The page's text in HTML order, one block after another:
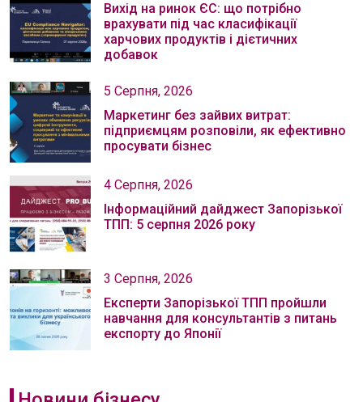
Вихід на ринок ЄС: що потрібно
врахувати під час класифікації
харчових продуктів і дієтичних
добавок
5 Серпня, 2026
Маркетинг без зайвих витрат:
підприємцям розповіли, як ефективно
просувати бізнес
4 Серпня, 2026
Інформаційний дайджест Запорізької
ТПП: 5 серпня 2026 року
3 Серпня, 2026
Експерти Запорізької ТПП пройшли
навчання для консультантів з питань
експорту до Японії